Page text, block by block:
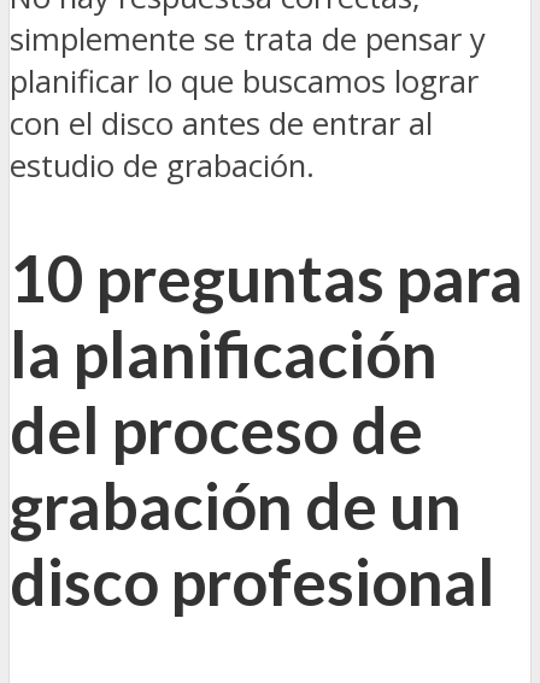
simplemente se trata de pensar y
planificar lo que buscamos lograr
con el disco antes de entrar al
estudio de grabación.
10 preguntas para
la planificación
del proceso de
grabación de un
disco profesional